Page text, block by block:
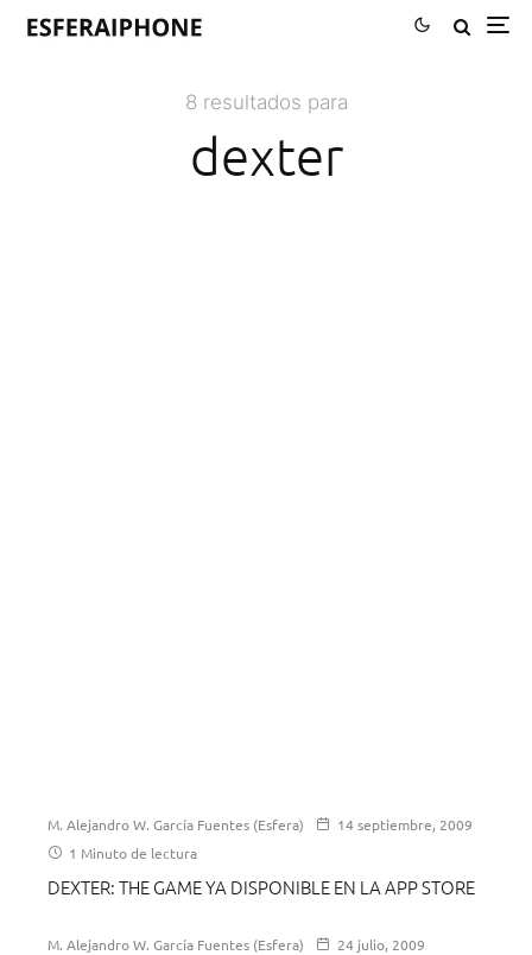
8 resultados para
dexter
M. Alejandro W. García Fuentes (Esfera)
14 septiembre, 2009
1 Minuto de lectura
DEXTER: THE GAME YA DISPONIBLE EN LA APP STORE
M. Alejandro W. García Fuentes (Esfera)
24 julio, 2009